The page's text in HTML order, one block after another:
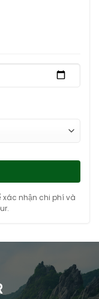
xác nhận chi phí và